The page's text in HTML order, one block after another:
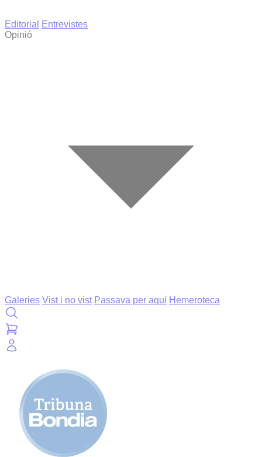
Editorial
Entrevistes
Opinió
Galeries Vist i no vist Passava per aquí Hemeroteca